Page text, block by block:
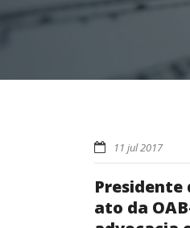
11 jul 2017
Presidente
ato da